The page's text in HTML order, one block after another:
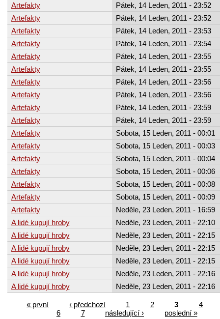
Artefakty
Pátek, 14 Leden, 2011 - 23:52
Artefakty
Pátek, 14 Leden, 2011 - 23:52
Artefakty
Pátek, 14 Leden, 2011 - 23:53
Artefakty
Pátek, 14 Leden, 2011 - 23:54
Artefakty
Pátek, 14 Leden, 2011 - 23:55
Artefakty
Pátek, 14 Leden, 2011 - 23:55
Artefakty
Pátek, 14 Leden, 2011 - 23:56
Artefakty
Pátek, 14 Leden, 2011 - 23:56
Artefakty
Pátek, 14 Leden, 2011 - 23:59
Artefakty
Pátek, 14 Leden, 2011 - 23:59
Artefakty
Sobota, 15 Leden, 2011 - 00:01
Artefakty
Sobota, 15 Leden, 2011 - 00:03
Artefakty
Sobota, 15 Leden, 2011 - 00:04
Artefakty
Sobota, 15 Leden, 2011 - 00:06
Artefakty
Sobota, 15 Leden, 2011 - 00:08
Artefakty
Sobota, 15 Leden, 2011 - 00:09
Artefakty
Neděle, 23 Leden, 2011 - 16:59
A lidé kupují hroby
Neděle, 23 Leden, 2011 - 22:10
A lidé kupují hroby
Neděle, 23 Leden, 2011 - 22:15
A lidé kupují hroby
Neděle, 23 Leden, 2011 - 22:15
A lidé kupují hroby
Neděle, 23 Leden, 2011 - 22:15
A lidé kupují hroby
Neděle, 23 Leden, 2011 - 22:16
A lidé kupují hroby
Neděle, 23 Leden, 2011 - 22:16
« první ‹ předchozí 1 2 3
4
6
7 následující ›
poslední »